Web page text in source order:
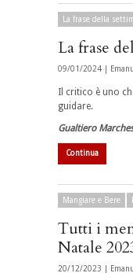
La frase della
La frase
09/01/2024 |
Il critico è uno
guidare.
Gualtiero
Continua
Mangiare e Bere
Tutti i
Natale
20/12/2023 |